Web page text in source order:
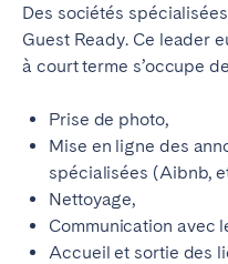
Des sociétés
Guest Ready. Ce leader
à court terme s’occupe
Prise de photo,
Mise en ligne des
spécialisées (Aibnb,
Nettoyage,
Communication avec
Accueil et sortie des